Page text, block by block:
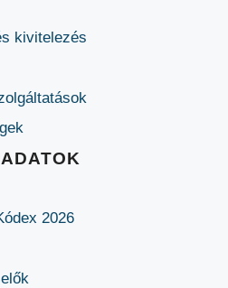
kivitelezés
2026